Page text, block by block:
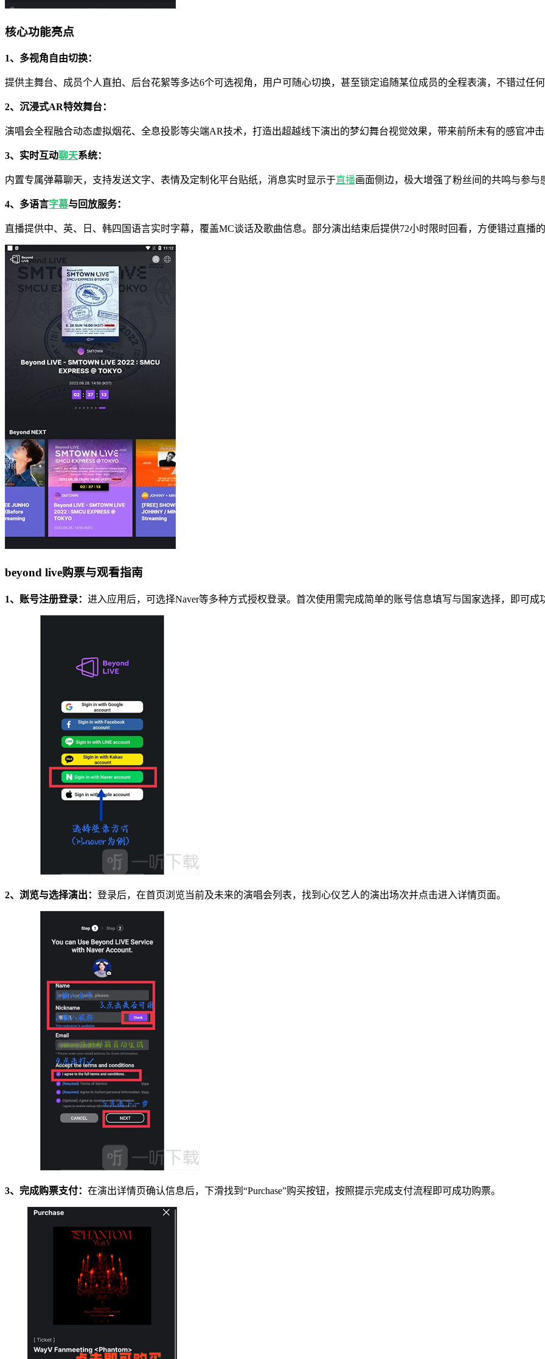
核心功能亮点
1、多视角自由切换：
提供主舞台、成员个人直拍、后台花絮等多达6个可选视角，用户可随心切换，甚至锁定追随某位成员的全程表演，不错过任
2、沉浸式AR特效舞台：
演唱会全程融合动态虚拟烟花、全息投影等尖端AR技术，打造出超越线下演出的梦幻舞台视觉效果，带来前所未有的感官冲
3、实时互动聊天系统：
内置专属弹幕聊天，支持发送文字、表情及定制化平台贴纸，消息实时显示于直播画面侧边，极大增强了粉丝间的共鸣与参与
4、多语言字幕与回放服务：
直播提供中、英、日、韩四国语言实时字幕，覆盖MC谈话及歌曲信息。部分演出结束后提供72小时限时回看，方便错过直播
beyond live购票与观看指南
1、账号注册登录： 进入应用后，可选择Naver等多种方式授权登录。首次使用需完成简单的账号信息填写与国家选择，即可成
2、浏览与选择演出： 登录后，在首页浏览当前及未来的演唱会列表，找到心仪艺人的演出场次并点击进入详情页面。
3、完成购票支付： 在演出详情页确认信息后，下滑找到“Purchase”购买按钮，按照提示完成支付流程即可成功购票。